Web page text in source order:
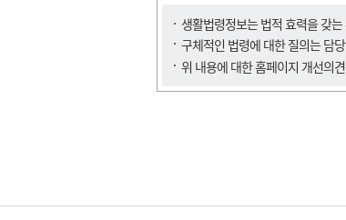
생활법령정보는 법적 효력을 갖
구체적인 법령에 대한 질의는 담
위 내용에 대한 홈페이지 개선의